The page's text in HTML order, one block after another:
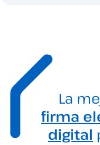
La
firma
digital